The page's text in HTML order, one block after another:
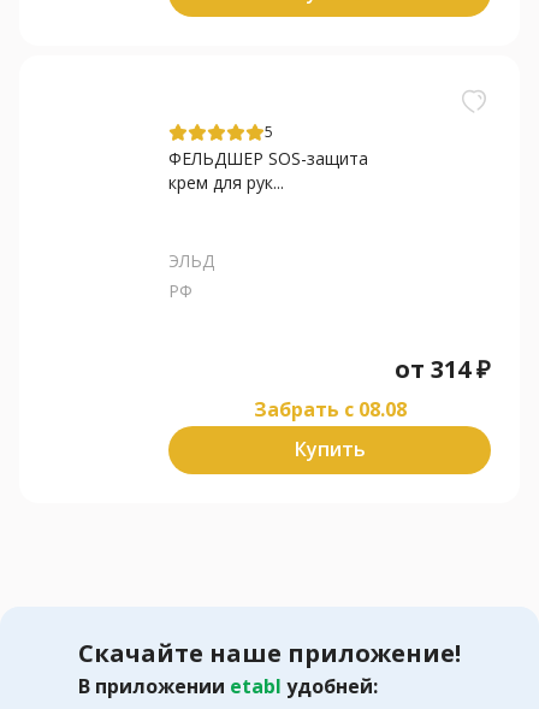
5
ФЕЛЬДШЕР SOS-защита
крем для рук...
ЭЛЬД
РФ
от 314₽
Забрать c 08.08
Купить
Скачайте наше приложение!
В приложении etabl удобней: